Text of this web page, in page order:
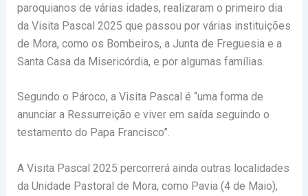
paroquianos de várias idades, realizaram o primeiro dia
da Visita Pascal 2025 que passou por várias instituições
de Mora, como os Bombeiros, a Junta de Freguesia e a
Santa Casa da Misericórdia, e por algumas famílias.
Segundo o Pároco, a Visita Pascal é “uma forma de
anunciar a Ressurreição e viver em saída seguindo o
testamento do Papa Francisco”.
A Visita Pascal 2025 percorrerá ainda outras localidades
da Unidade Pastoral de Mora, como Pavia (4 de Maio),